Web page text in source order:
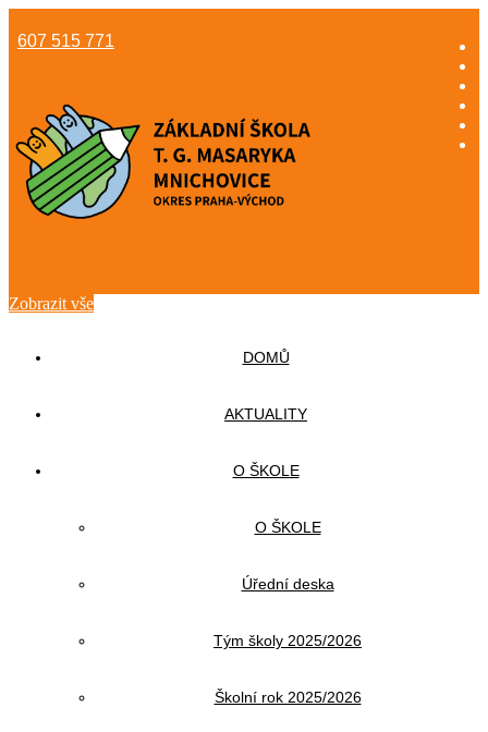
607 515 771
Zobrazit vše
DOMŮ
AKTUALITY
O ŠKOLE
O ŠKOLE
Úřední deska
Tým školy 2025/2026
Školní rok 2025/2026